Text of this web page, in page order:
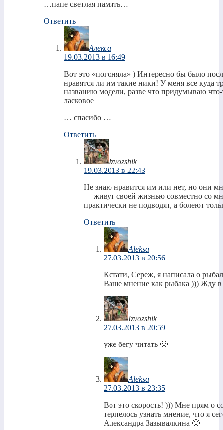
…папе светлая память…
Ответить
Алекса
19.03.2013 в 16:49
Вот это «погоняла» ) Интересно бы было
нравятся ли им такие ники! У меня все куда
названию модели, разве что придумываю
ласковое
… спасибо …
Ответить
Izvozshik
19.03.2013 в 22:43
Не знаю нравится им или нет, но они
— живут своей жизнью совместно со
практически не подводят, а болеют
Ответить
Aleksa
27.03.2013 в 20:56
Кстати, Сереж, я написала о
Ваше мнение как рыбака ))) Жду в
Izvozshik
27.03.2013 в 20:59
уже бегу читать 🙂
Aleksa
27.03.2013 в 23:35
Вот это скорость! ))) Мне прям о
терпелось узнать мнение, что я
Александра Зазывалкина 🙂